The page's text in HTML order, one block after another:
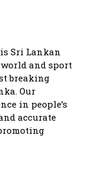
Sri Lankan
and sport
breaking
Our
in people’s
accurate